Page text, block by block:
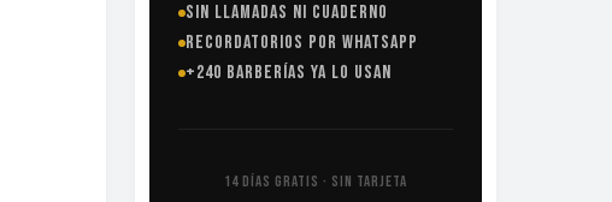
SIN LLAMADAS NI CUADERNO
RECORDATORIOS POR WHATSAPP
+240 BARBERÍAS YA LO USAN
14 DÍAS GRATIS · SIN TARJETA